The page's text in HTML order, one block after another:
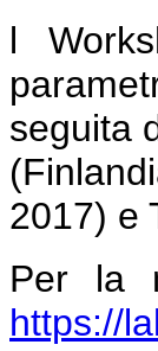
l
seguita
2017) e
Per la
https://